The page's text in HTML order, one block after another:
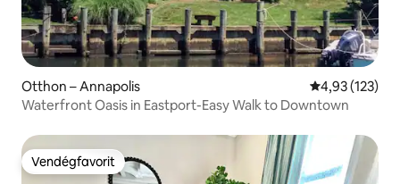
Otthon – Annapolis Átlagos
4,93 (123)
Waterfront Oasis in Eastport-Easy Walk to Downtown
Vendégfavorit
Vendégfavorit